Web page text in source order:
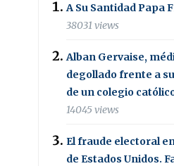
A Su Santidad Papa
38031 views
Alban Gervaise,
degollado frente a
de un colegio
14045 views
El fraude electoral
de Estados Unidos.